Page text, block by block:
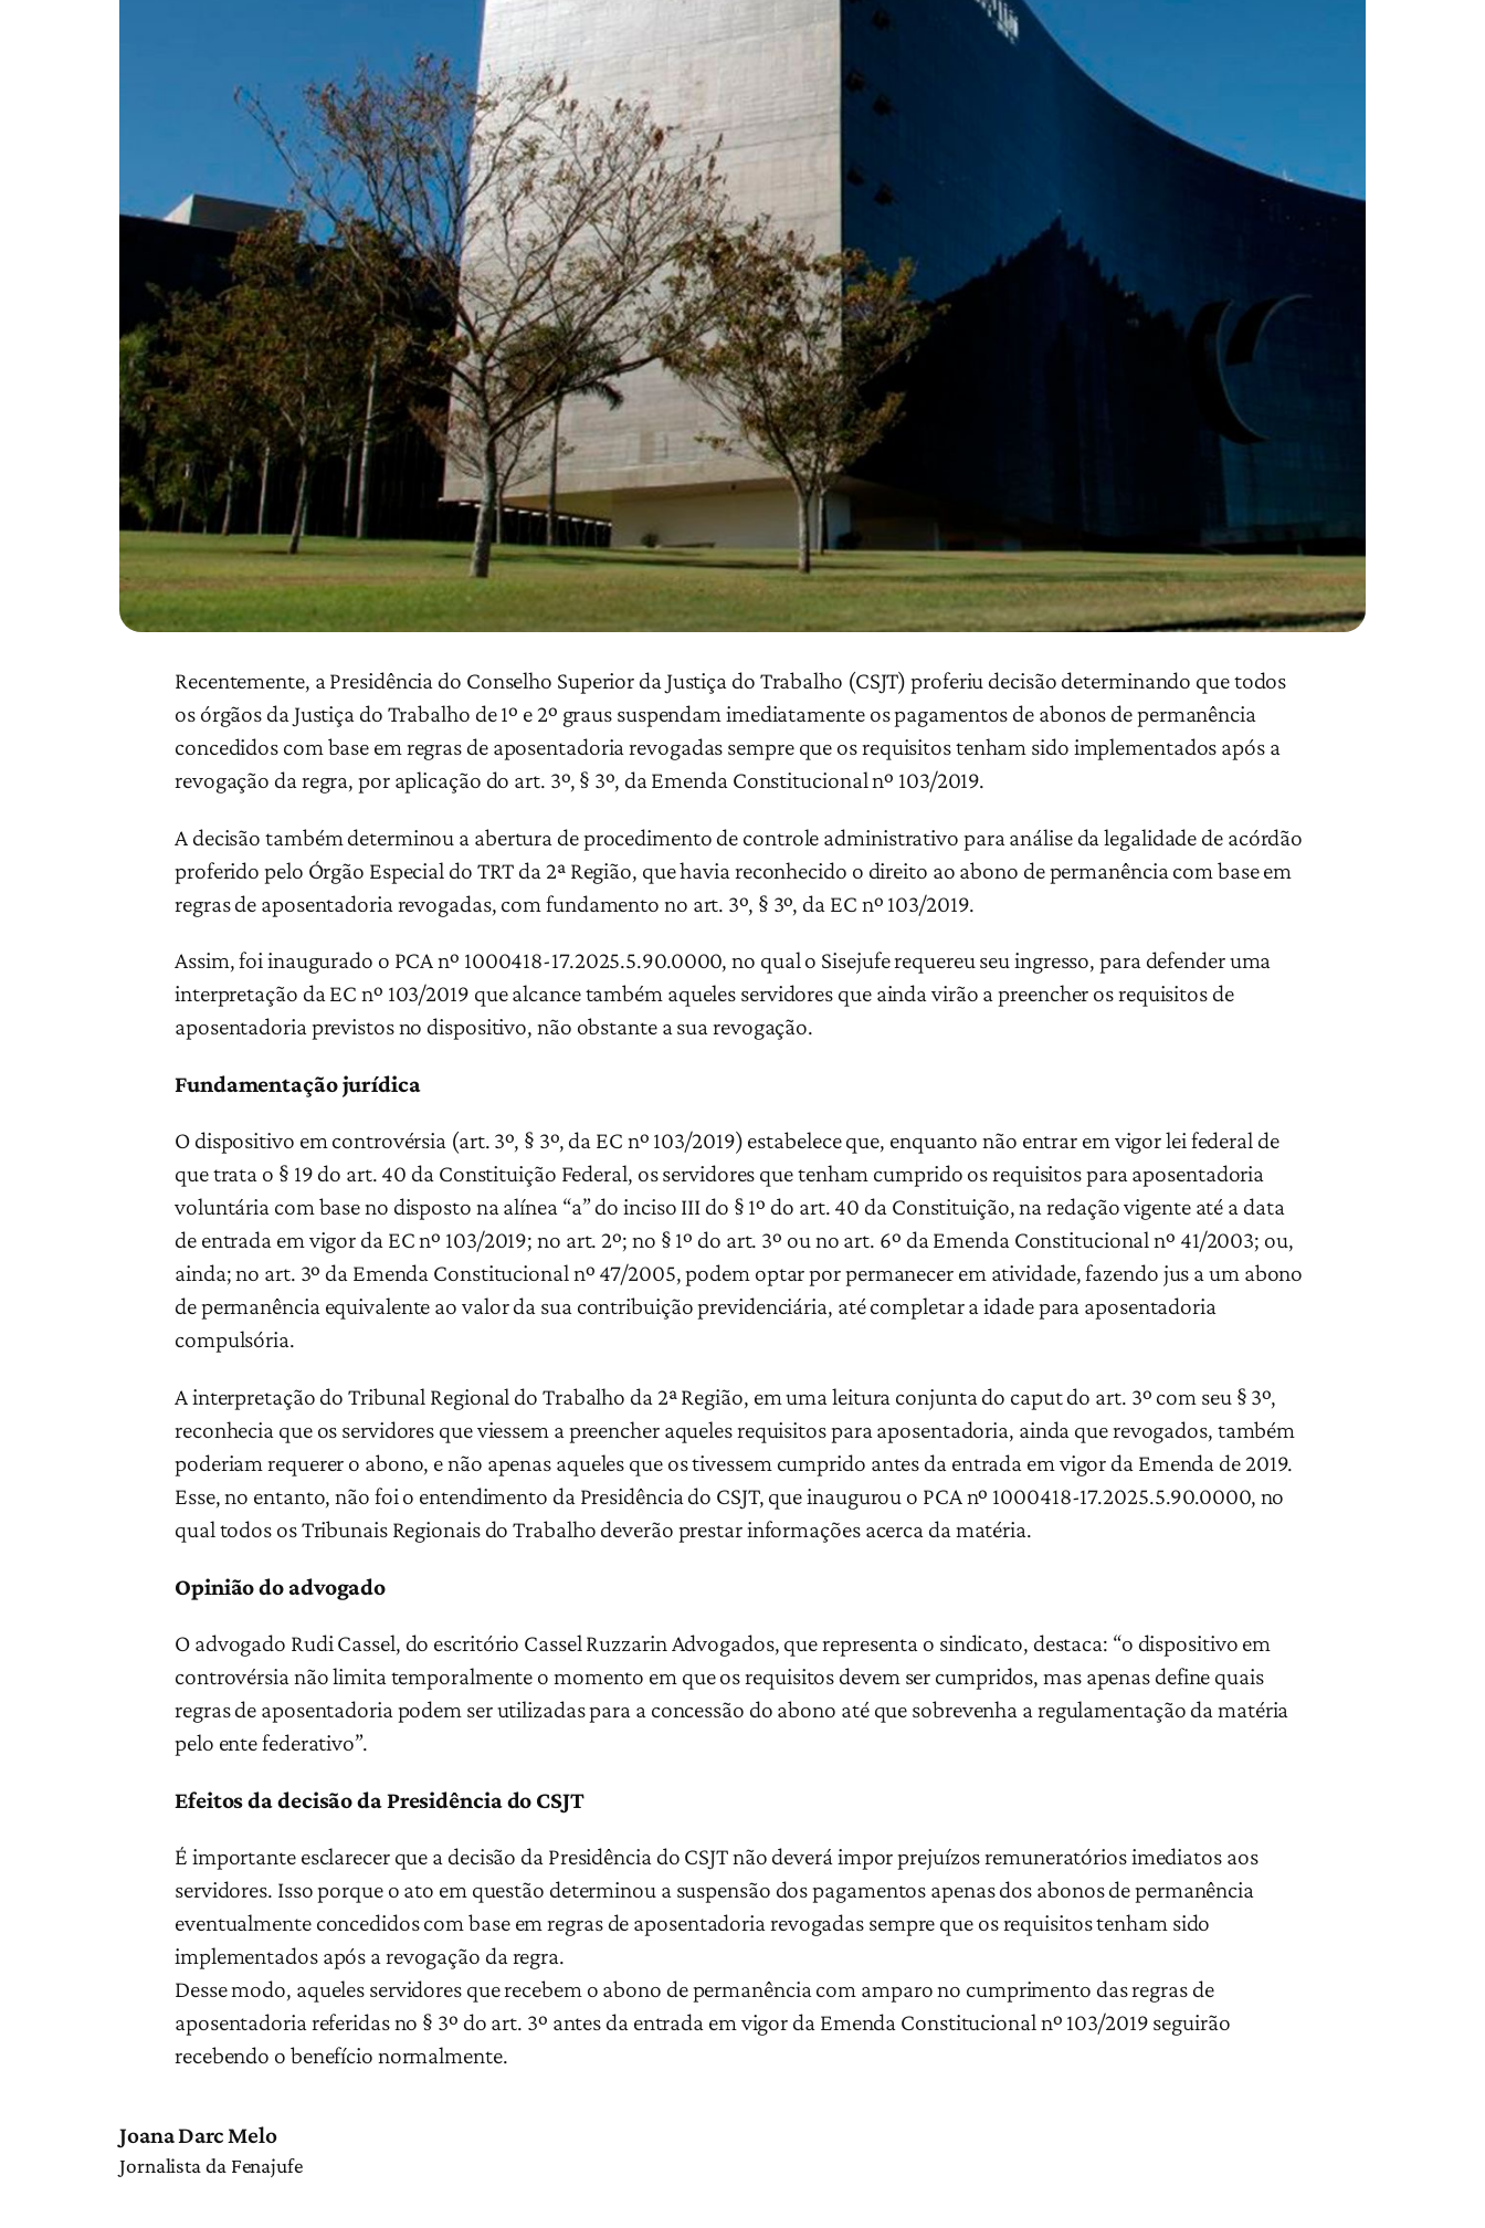
Recentemente, a Presidência do Conselho Superior da Justiça do Trabalho (CSJT) proferiu decisão determinando que todos
os órgãos da Justiça do Trabalho de 1º e 2º graus suspendam imediatamente os pagamentos de abonos de permanência
concedidos com base em regras de aposentadoria revogadas sempre que os requisitos tenham sido implementados após a
revogação da regra, por aplicação do art. 3º, § 3º, da Emenda Constitucional nº 103/2019.
A decisão também determinou a abertura de procedimento de controle administrativo para análise da legalidade de acórdão
proferido pelo Órgão Especial do TRT da 2ª Região, que havia reconhecido o direito ao abono de permanência com base em
regras de aposentadoria revogadas, com fundamento no art. 3º, § 3º, da EC nº 103/2019.
Assim, foi inaugurado o PCA nº 1000418-17.2025.5.90.0000, no qual o Sisejufe requereu seu ingresso, para defender uma
interpretação da EC nº 103/2019 que alcance também aqueles servidores que ainda virão a preencher os requisitos de
aposentadoria previstos no dispositivo, não obstante a sua revogação.
Fundamentação jurídica
O dispositivo em controvérsia (art. 3º, § 3º, da EC nº 103/2019) estabelece que, enquanto não entrar em vigor lei federal de
que trata o § 19 do art. 40 da Constituição Federal, os servidores que tenham cumprido os requisitos para aposentadoria
voluntária com base no disposto na alínea “a” do inciso III do § 1º do art. 40 da Constituição, na redação vigente até a data
de entrada em vigor da EC nº 103/2019; no art. 2º; no § 1º do art. 3º ou no art. 6º da Emenda Constitucional nº 41/2003; ou,
ainda; no art. 3º da Emenda Constitucional nº 47/2005, podem optar por permanecer em atividade, fazendo jus a um abono
de permanência equivalente ao valor da sua contribuição previdenciária, até completar a idade para aposentadoria
compulsória.
A interpretação do Tribunal Regional do Trabalho da 2ª Região, em uma leitura conjunta do caput do art. 3º com seu § 3º,
reconhecia que os servidores que viessem a preencher aqueles requisitos para aposentadoria, ainda que revogados, também
poderiam requerer o abono, e não apenas aqueles que os tivessem cumprido antes da entrada em vigor da Emenda de 2019.
Esse, no entanto, não foi o entendimento da Presidência do CSJT, que inaugurou o PCA nº 1000418-17.2025.5.90.0000, no
qual todos os Tribunais Regionais do Trabalho deverão prestar informações acerca da matéria.
Opinião do advogado
O advogado Rudi Cassel, do escritório Cassel Ruzzarin Advogados, que representa o sindicato, destaca: “o dispositivo em
controvérsia não limita temporalmente o momento em que os requisitos devem ser cumpridos, mas apenas define quais
regras de aposentadoria podem ser utilizadas para a concessão do abono até que sobrevenha a regulamentação da matéria
pelo ente federativo”.
Efeitos da decisão da Presidência do CSJT
É importante esclarecer que a decisão da Presidência do CSJT não deverá impor prejuízos remuneratórios imediatos aos
servidores. Isso porque o ato em questão determinou a suspensão dos pagamentos apenas dos abonos de permanência
eventualmente concedidos com base em regras de aposentadoria revogadas sempre que os requisitos tenham sido
implementados após a revogação da regra.
Desse modo, aqueles servidores que recebem o abono de permanência com amparo no cumprimento das regras de
aposentadoria referidas no § 3º do art. 3º antes da entrada em vigor da Emenda Constitucional nº 103/2019 seguirão
recebendo o benefício normalmente.
Joana Darc Melo
Jornalista da Fenajufe